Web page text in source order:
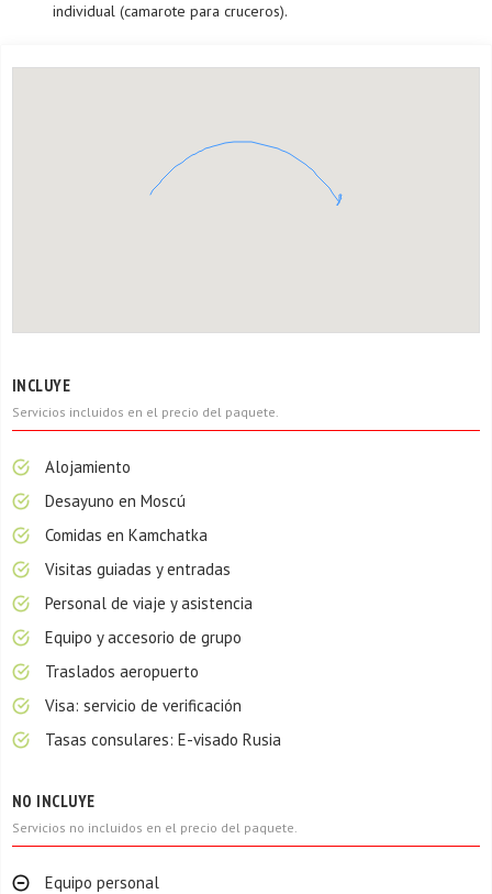
individual (camarote para cruceros).
INCLUYE
Servicios incluidos en el precio del paquete.
Alojamiento
Desayuno en Moscú
Comidas en Kamchatka
Visitas guiadas y entradas
Personal de viaje y asistencia
Equipo y accesorio de grupo
Traslados aeropuerto
Visa: servicio de verificación
Tasas consulares: E-visado Rusia
NO INCLUYE
Servicios no incluidos en el precio del paquete.
Equipo personal